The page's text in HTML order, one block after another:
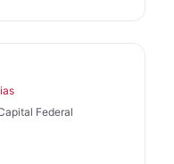
Federal